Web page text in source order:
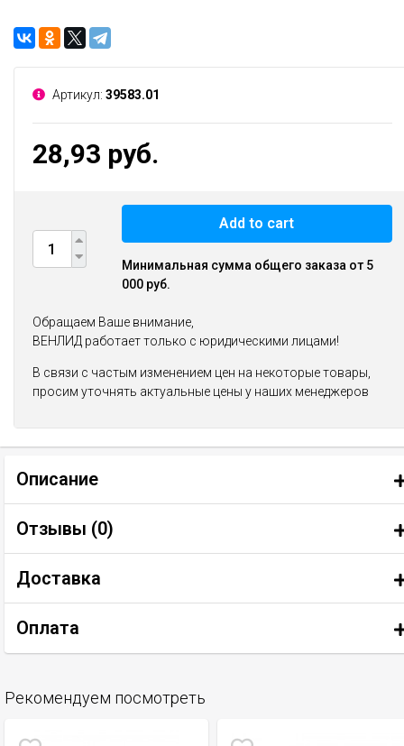
Артикул: 39583.01
28,93 руб.
Add to cart
Минимальная сумма общего заказа от 5
000 руб.
Обращаем Ваше внимание,
ВЕНЛИД работает только с юридическими лицами!
В связи с частым изменением цен на некоторые товары,
просим уточнять актуальные цены у наших менеджеров
Описание
Отзывы (0)
Доставка
Оплата
Рекомендуем посмотреть